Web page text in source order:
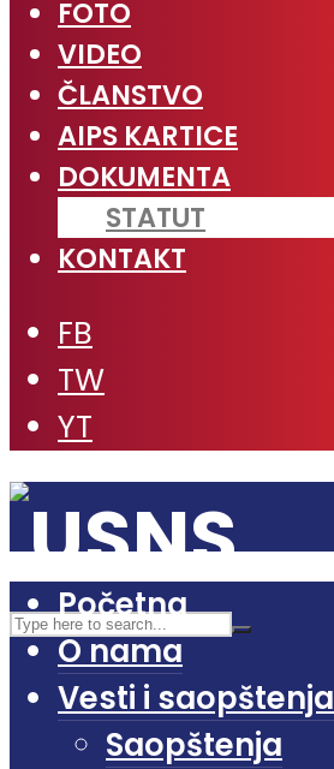
FOTO
VIDEO
ČLANSTVO
AIPS KARTICE
DOKUMENTA
STATUT
KONTAKT
FB
TW
YT
Početna
O nama
Vesti i saopštenja
Saopštenja